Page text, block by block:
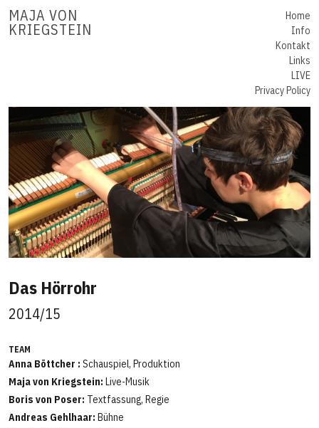
MAJA VON
KRIEGSTEIN
Home
Info
Kontakt
Links
LIVE
Privacy Policy
Das Hörrohr
2014/15
TEAM
Anna Böttcher : Schauspiel, Produktion
Maja von Kriegstein: Live-Musik
Boris von Poser: Textfassung, Regie
Andreas Gehlhaar: Bühne